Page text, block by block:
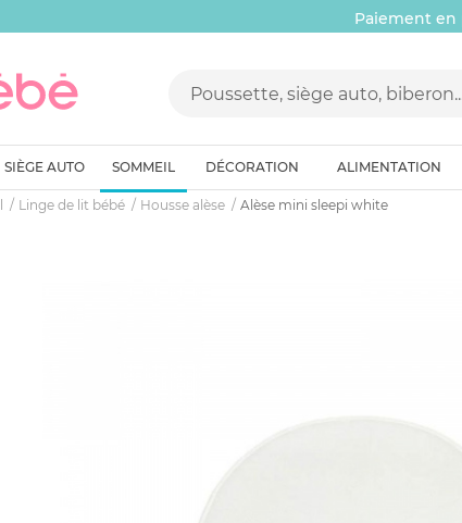
Paiement en
SIÈGE AUTO SOMMEIL DÉCORATION ALIMENTATION
Linge de lit bébé Housse alèse Alèse mini sleepi white